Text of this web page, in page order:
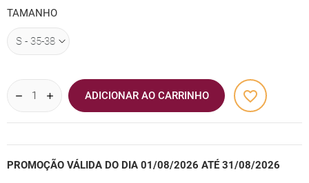
TAMANHO
ADICIONAR AO CARRINHO favorite_border
PROMOÇÃO VÁLIDA DO DIA 01/08/2026 ATÉ 31/08/2026